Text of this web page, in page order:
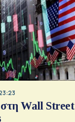
στη Wall